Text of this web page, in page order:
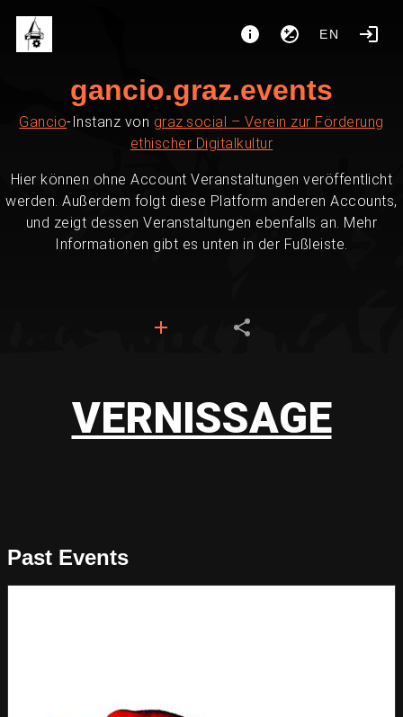
EN
gancio.graz.events
Gancio-Instanz von graz.social – Verein zur Förderung
ethischer Digitalkultur
Hier können ohne Account Veranstaltungen veröffentlicht
werden. Außerdem folgt diese Platform anderen Accounts,
und zeigt dessen Veranstaltungen ebenfalls an. Mehr
Informationen gibt es unten in der Fußleiste.
VERNISSAGE
Past Events